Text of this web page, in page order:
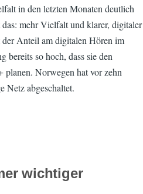
in den letzten Monaten deutlich
mehr Vielfalt und klarer, digitaler
Anteil am digitalen Hören im
bereits so hoch, dass sie den
Norwegen hat vor zehn
Netz abgeschaltet.
wichtiger